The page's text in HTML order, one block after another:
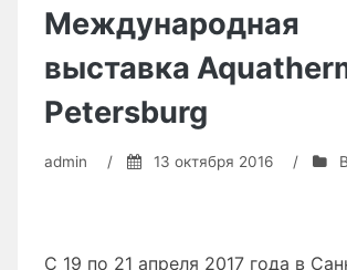
выставке
«Лесдревмаш-2016»»
Международная
выставка
Petersburg
admin / 13 октября 2016 /
С 19 по 21 апреля 2017 года в